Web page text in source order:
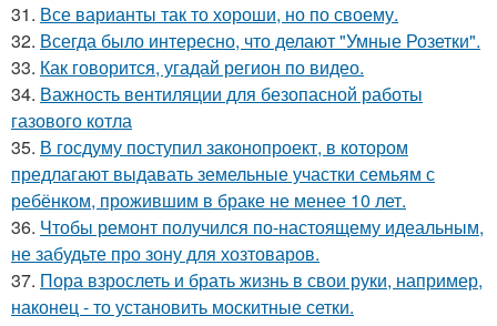
31. Все варианты так то хороши, но по своему.
32. Всегда было интересно, что делают "Умные Розетки".
33. Как говорится, угадай регион по видео.
34. Важность вентиляции для безопасной работы
газового котла
35. В госдуму поступил законопроект, в котором
предлагают выдавать земельные участки семьям с
ребёнком, прожившим в браке не менее 10 лет.
36. Чтобы ремонт получился по-настоящему идеальным,
не забудьте про зону для хозтоваров.
37. Пора взрослеть и брать жизнь в свои руки, например,
наконец - то установить москитные сетки.